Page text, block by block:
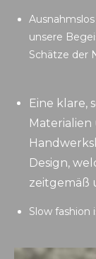
unsere
Schätze der
Eine klare,
Materialien
Design,
zeitgemäß
Slow fashion